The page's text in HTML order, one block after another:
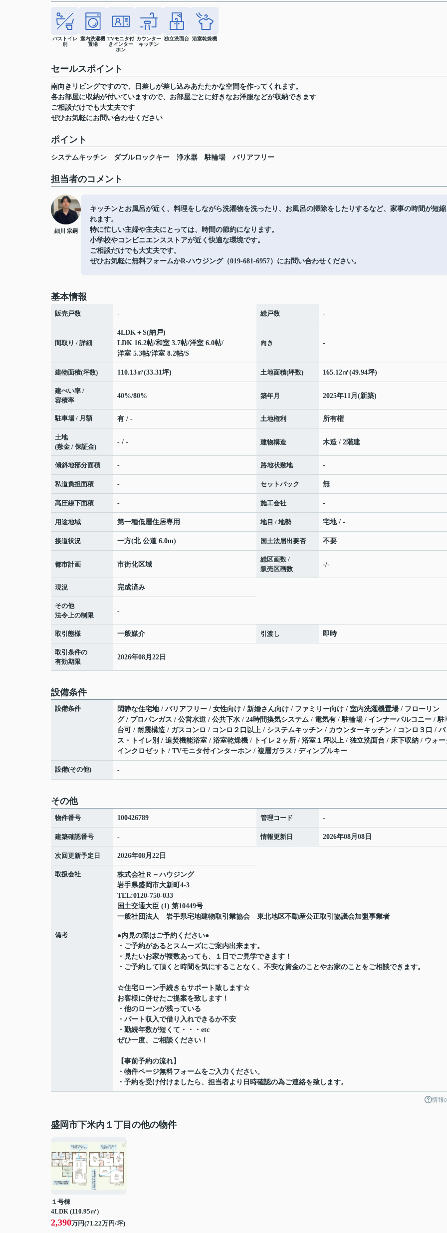
バストイレ
別
室内洗濯機
置場
TVモニタ付
きインター
ホン
カウンター
キッチン
独立洗面台 浴室乾燥機
セールスポイント
南向きリビングですので、日差しが差し込みあたたかな空間を作ってくれます。
各お部屋に収納が付いていますので、お部屋ごとに好きなお洋服などが収納できます
ご相談だけでも大丈夫です
ぜひお気軽にお問い合わせください
ポイント
システムキッチン ダブルロックキー 浄水器 駐輪場 バリアフリー
担当者のコメント
細川 宗嗣
キッチンとお風呂が近く、料理をしながら洗濯物を洗ったり、お風呂の掃除をしたりするなど、家事の時間が短
れます。
特に忙しい主婦や主夫にとっては、時間の節約になります。
小学校やコンビニエンスストアが近く快適な環境です。
ご相談だけでも大丈夫です。
ぜひお気軽に無料フォームかR‐ハウジング（019-681-6957）にお問い合わせください。
基本情報
販売戸数 - 総戸数 -
間取り / 詳細
4LDK＋S(納戸)
LDK 16.2帖/和室 3.7帖/洋室 6.0帖/
洋室 5.3帖/洋室 8.2帖/S
向き -
建物面積(坪数) 110.13㎡(33.31坪) 土地面積(坪数) 165.12㎡(49.94坪)
建ぺい率 /
容積率
40%/80% 築年月 2025年11月(新築)
駐車場 / 月額 有 / - 土地権利 所有権
土地
(敷金 / 保証金)
- / - 建物構造 木造 / 2階建
傾斜地部分面積 - 路地状敷地 -
私道負担面積 - セットバック 無
高圧線下面積 - 施工会社 -
用途地域 第一種低層住居専用 地目 / 地勢 宅地 / -
接道状況 一方(北 公道 6.0m) 国土法届出要否 不要
都市計画 市街化区域
総区画数 /
販売区画数
-/-
現況 完成済み
その他
法令上の制限
-
取引態様 一般媒介 引渡し 即時
取引条件の
有効期限
2026年08月22日
設備条件
設備条件
閑静な住宅地 / バリアフリー / 女性向け / 新婚さん向け / ファミリー向け / 室内洗濯機置場 / フローリン
グ / プロパンガス / 公営水道 / 公共下水 / 24時間換気システム / 電気有 / 駐輪場 / インナーバルコニー / 駐
台可 / 耐震構造 / ガスコンロ / コンロ２口以上 / システムキッチン / カウンターキッチン / コンロ３口 / バ
ス・トイレ別 / 追焚機能浴室 / 浴室乾燥機 / トイレ２ヶ所 / 浴室１坪以上 / 独立洗面台 / 床下収納 / ウォー
インクロゼット / TVモニタ付インターホン / 複層ガラス / ディンプルキー
設備(その他) -
その他
物件番号 100426789 管理コード -
建築確認番号 - 情報更新日 2026年08月08日
次回更新予定日 2026年08月22日
取扱会社
株式会社Ｒ－ハウジング
岩手県盛岡市大新町4-3
TEL:0120-750-033
国土交通大臣 (1) 第10449号
一般社団法人 岩手県宅地建物取引業協会 東北地区不動産公正取引協議会加盟事業者
備考
●内見の際はご予約ください●
・ご予約があるとスムーズにご案内出来ます。
・見たいお家が複数あっても、１日でご見学できます！
・ご予約して頂くと時間を気にすることなく、不安な資金のことやお家のことをご相談できます。
☆住宅ローン手続きもサポート致します☆
お客様に併せたご提案を致します！
・他のローンが残っている
・パート収入で借り入れできるか不安
・勤続年数が短くて・・・etc
ぜひ一度、ご相談ください！
【事前予約の流れ】
・物件ページ無料フォームをご入力ください。
・予約を受け付けましたら、担当者より日時確認の為ご連絡を致します。
情報
盛岡市下米内１丁目の他の物件
１号棟
4LDK (110.95㎡)
2,390万円(71.22万円/坪)